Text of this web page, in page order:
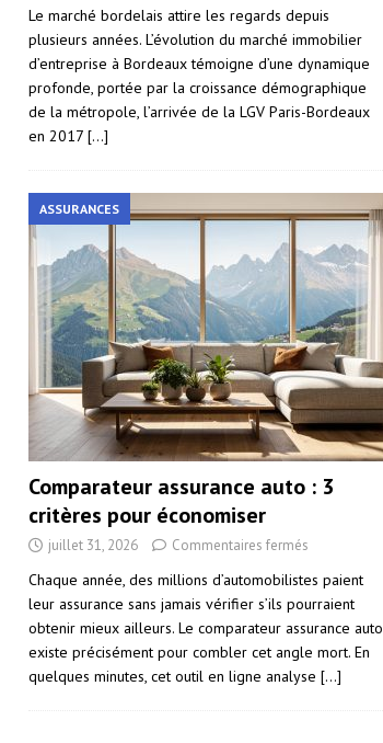
Le marché bordelais attire les regards depuis
plusieurs années. L’évolution du marché immobilier
d’entreprise à Bordeaux témoigne d’une dynamique
profonde, portée par la croissance démographique
de la métropole, l’arrivée de la LGV Paris-Bordeaux
en 2017 […]
ASSURANCES
Comparateur assurance auto : 3
critères pour économiser
juillet 31, 2026 Commentaires fermés
Chaque année, des millions d’automobilistes paient
leur assurance sans jamais vérifier s’ils pourraient
obtenir mieux ailleurs. Le comparateur assurance auto
existe précisément pour combler cet angle mort. En
quelques minutes, cet outil en ligne analyse […]